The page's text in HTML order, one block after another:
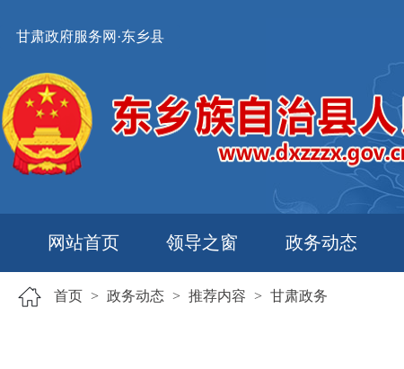
甘肃政府服务网·东乡县
网站首页 领导之窗 政务动态
首页 > 政务动态 > 推荐内容 > 甘肃政务